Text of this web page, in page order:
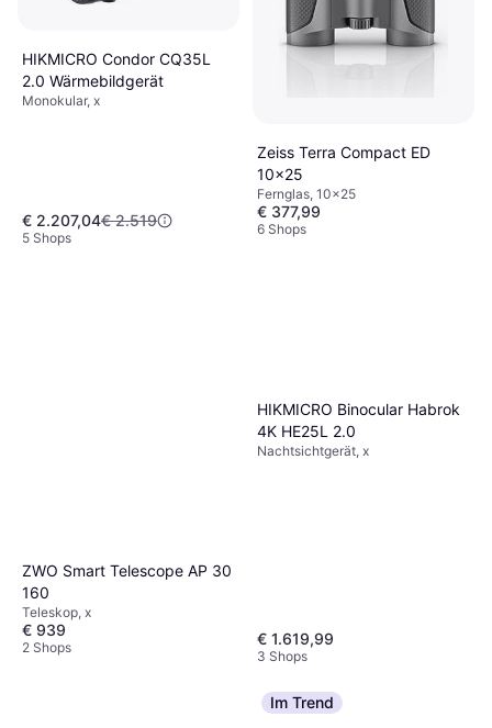
HIKMICRO Condor CQ35L
2.0 Wärmebildgerät
Monokular, x
€ 2.207,04€ 2.519
5 Shops
Zeiss Terra Compact ED
10x25
Fernglas, 10x25
€ 377,99
6 Shops
ZWO Smart Telescope AP 30
160
Teleskop, x
€ 939
2 Shops
HIKMICRO Binocular Habrok
4K HE25L 2.0
Nachtsichtgerät, x
€ 1.619,99
3 Shops
Im Trend